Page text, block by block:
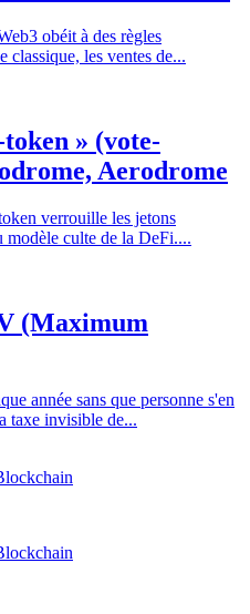
obéit à des règles
classique, les ventes de...
token » (vote-
Aerodrome
verrouille les jetons
modèle culte de la DeFi....
(Maximum
année sans que personne s'en
taxe invisible de...